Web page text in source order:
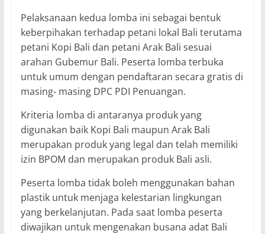
Pelaksanaan kedua lomba ini sebagai bentuk
keberpihakan terhadap petani lokal Bali terutama
petani Kopi Bali dan petani Arak Bali sesuai
arahan Gubemur Bali. Peserta lomba terbuka
untuk umum dengan pendaftaran secara gratis di
masing- masing DPC PDI Penuangan.
Kriteria lomba di antaranya produk yang
digunakan baik Kopi Bali maupun Arak Bali
merupakan produk yang legal dan telah memiliki
izin BPOM dan merupakan produk Bali asli.
Peserta lomba tidak boleh menggunakan bahan
plastik untuk menjaga kelestarian lingkungan
yang berkelanjutan. Pada saat lomba peserta
diwajikan untuk mengenakan busana adat Bali